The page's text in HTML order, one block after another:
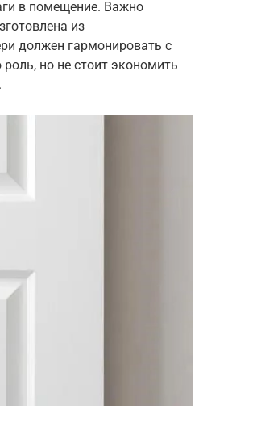
в помещение. Важно
из
должен гармонировать с
но не стоит экономить